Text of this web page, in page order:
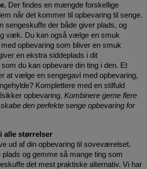
Der findes en mængde forskellige
når det kommer til opbevaring til senge.
sengeskuffe der både giver plads, og
væk. Du kan også vælge en smuk
opbevaring som bliver en smuk
en ekstra siddeplads i dit
du kan opbevare din ting i den. Et
at vælge en sengegavl med opbevaring,
Komplettere med en stilfuld
opbevaring. Kombinere gerne flere
den perfekte senge opbevaring for
alle størrelser
ud af din opbevaring til soveværelset.
og gemme så mange ting som
det mest praktiske alternativ. Vi har